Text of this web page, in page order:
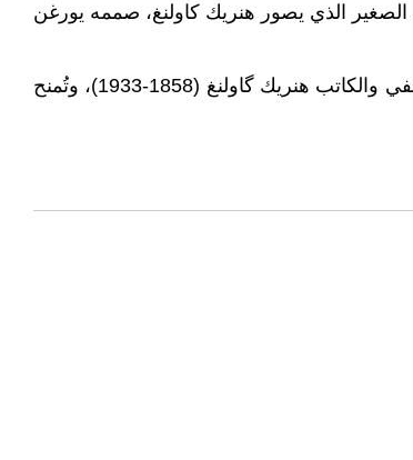
لكل فائز. التمثال الصغير الذي يصور هنريك كاولنغ، صممه يورغن
تأسست جائزة گاولنغ في 18 ديسمبر 1944 بمناسبة الذكرى الأربعين لتأسيس جمعية الصحفيين، وتخليدًا لذكرى مؤسس الجمعية الصحفي والكاتب هنريك گاولنغ (1858-1933)، وتُمنح